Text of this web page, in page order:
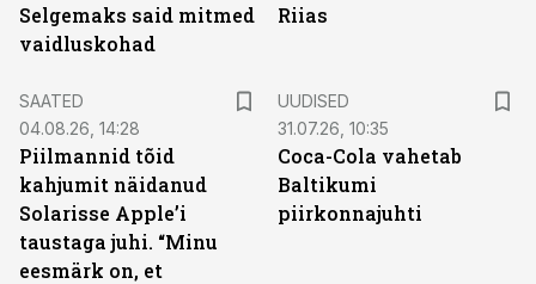
Selgemaks said mitmed
vaidluskohad
Riias
SAATED
04.08.26, 14:28
Piilmannid tõid
kahjumit näidanud
Solarisse Apple’i
taustaga juhi. “Minu
eesmärk on, et
UUDISED
31.07.26, 10:35
Coca-Cola vahetab
Baltikumi
piirkonnajuhti